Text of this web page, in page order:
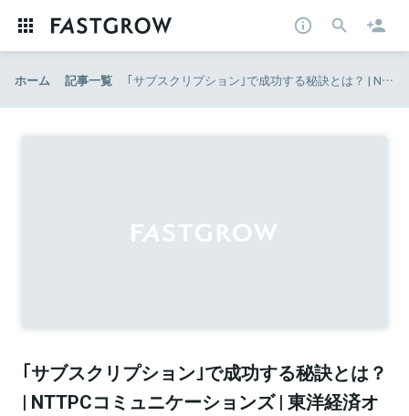
ホーム 記事一覧 ｢サブスクリプション｣で成功する秘訣とは？ | NTTPCコミュニケーションズ | 東洋経済オンライン | 経済ニュースの新基準
｢サブスクリプション｣で成功する秘訣とは？
| NTTPCコミュニケーションズ | 東洋経済オ